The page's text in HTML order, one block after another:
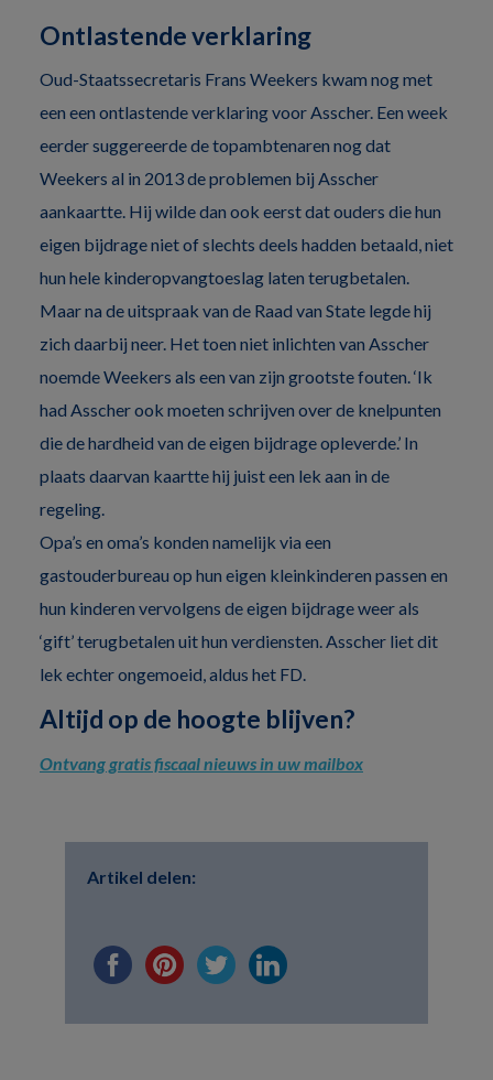
Ontlastende verklaring
Oud-Staatssecretaris Frans Weekers kwam nog met
een een ontlastende verklaring voor Asscher. Een week
eerder suggereerde de topambtenaren nog dat
Weekers al in 2013 de problemen bij Asscher
aankaartte. Hij wilde dan ook eerst dat ouders die hun
eigen bijdrage niet of slechts deels hadden betaald, niet
hun hele kinderopvangtoeslag laten terugbetalen.
Maar na de uitspraak van de Raad van State legde hij
zich daarbij neer. Het toen niet inlichten van Asscher
noemde Weekers als een van zijn grootste fouten. ‘Ik
had Asscher ook moeten schrijven over de knelpunten
die de hardheid van de eigen bijdrage opleverde.’ In
plaats daarvan kaartte hij juist een lek aan in de
regeling.
Opa’s en oma’s konden namelijk via een
gastouderbureau op hun eigen kleinkinderen passen en
hun kinderen vervolgens de eigen bijdrage weer als
‘gift’ terugbetalen uit hun verdiensten. Asscher liet dit
lek echter ongemoeid, aldus het FD.
Altijd op de hoogte blijven?
Ontvang gratis fiscaal nieuws in uw mailbox
Artikel delen: